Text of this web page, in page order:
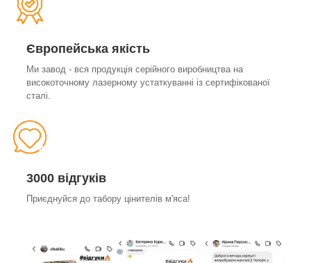
Європейська якість
Ми завод - вся продукція серійного виробництва на
високоточному лазерному устаткуванні із сертифікованої
сталі.
3000 відгуків
Приєднуйся до табору цінителів м'яса!